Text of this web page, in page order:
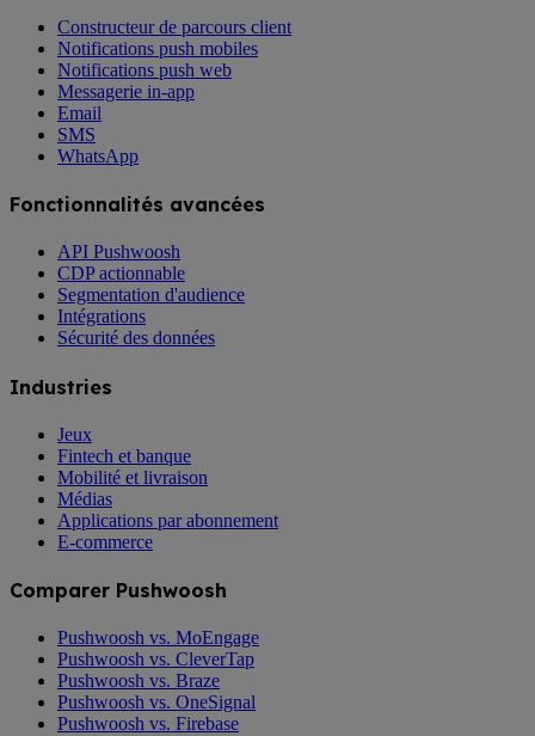
Constructeur de parcours client
Notifications push mobiles
Notifications push web
Messagerie in-app
Email
SMS
WhatsApp
Fonctionnalités avancées
API Pushwoosh
CDP actionnable
Segmentation d'audience
Intégrations
Sécurité des données
Industries
Jeux
Fintech et banque
Mobilité et livraison
Médias
Applications par abonnement
E-commerce
Comparer Pushwoosh
Pushwoosh vs. MoEngage
Pushwoosh vs. CleverTap
Pushwoosh vs. Braze
Pushwoosh vs. OneSignal
Pushwoosh vs. Firebase